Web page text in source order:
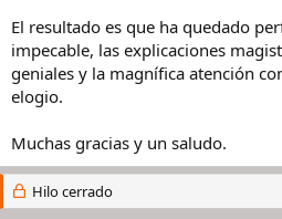
El resultado es que ha quedado
impecable, las explicaciones
geniales y la magnífica atención
elogio.
Muchas gracias y un saludo.
Hilo cerrado